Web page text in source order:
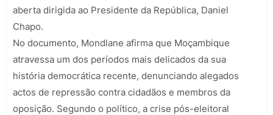
aberta dirigida ao Presidente da República, Daniel
Chapo.
No documento, Mondlane afirma que Moçambique
atravessa um dos períodos mais delicados da sua
história democrática recente, denunciando alegados
actos de repressão contra cidadãos e membros da
oposição. Segundo o político, a crise pós-eleitoral